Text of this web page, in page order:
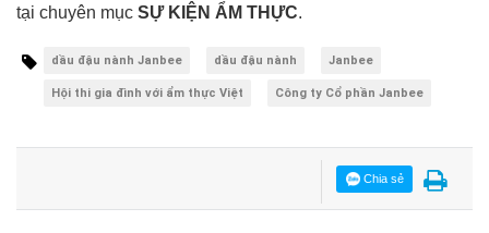
tại chuyên mục SỰ KIỆN ẨM THỰC.
dầu đậu nành Janbee dầu đậu nành Janbee
Hội thi gia đình với ẩm thực Việt Công ty Cổ phần Janbee
Chia sẻ